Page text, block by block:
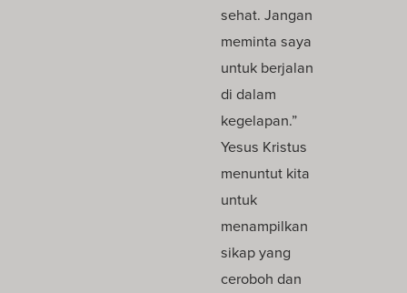
sehat. Jangan
meminta saya
untuk berjalan
di dalam
kegelapan.”
Yesus Kristus
menuntut kita
untuk
menampilkan
sikap yang
ceroboh dan